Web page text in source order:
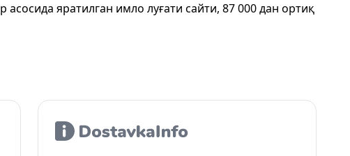
яратилган имло луғати сайти, 87 000 дан ортиқ